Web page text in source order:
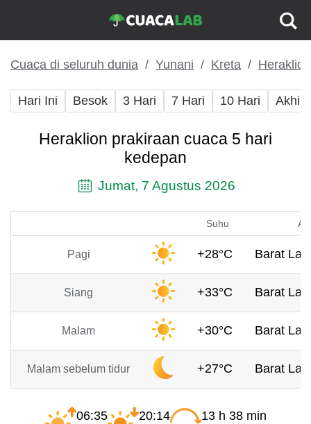
Cuaca di seluruh dunia Yunani Kreta Heraklion
Hari Ini Besok 3 Hari 7 Hari 10 Hari Akhir
Heraklion prakiraan cuaca 5 hari
kedepan
Jumat, 7 Agustus 2026
Suhu
Pagi +28°C Barat
Siang +33°C Barat
Malam +30°C Barat
Malam sebelum tidur +27°C Barat
06:35 20:14 13 h 38 min